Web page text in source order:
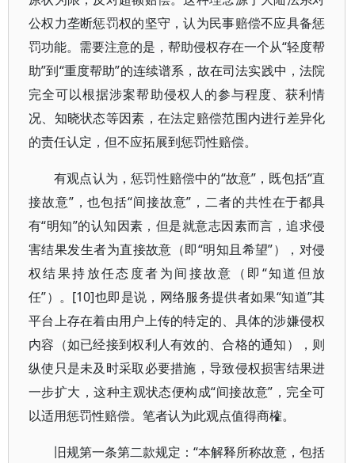
公权力垄断惩罚权的坚守，认为民事赔偿不应具备惩
罚功能。需要注意的是，帮助侵权存在一个从“轻度帮
助”到“重度帮助”的连续谱系，故在司法实践中，法院
完全可以根据涉案帮助侵权人的参与程度、获利情
况、知晓状态等因素，在法定赔偿范围内进行差异化
的责任认定，但不应拓展到惩罚性赔偿。
有观点认为，惩罚性赔偿中的“故意”，既包括“直
接故意”，也包括“间接故意”，二者的共性在于都具
有“明知”的认知因素，但是就意志因素而言，追求侵
害结果发生者为直接故意（即“明知且希望”），对侵
权结果持放任态度者为间接故意（即“知道但放
任”）。[10]也即是说，网络服务提供者如果“知道”其
平台上存在着由用户上传的特定的、具体的涉嫌侵权
内容（如已经接到权利人有效的、合格的通知），则
纵使只是未及时采取必要措施，导致侵权损害结果进
一步扩大，这种主观状态便构成“间接故意”，完全可
以适用惩罚性赔偿。笔者认为此观点值得商榷。
旧规第一条第二款规定：“本解释所称故意，包括